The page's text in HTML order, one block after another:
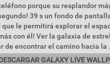
porque su resplandor
39 s un fondo de
que le permitirá explorar el
con él! Ver la galaxia de
de encontrar el camino hacia la
GALAXY LIVE